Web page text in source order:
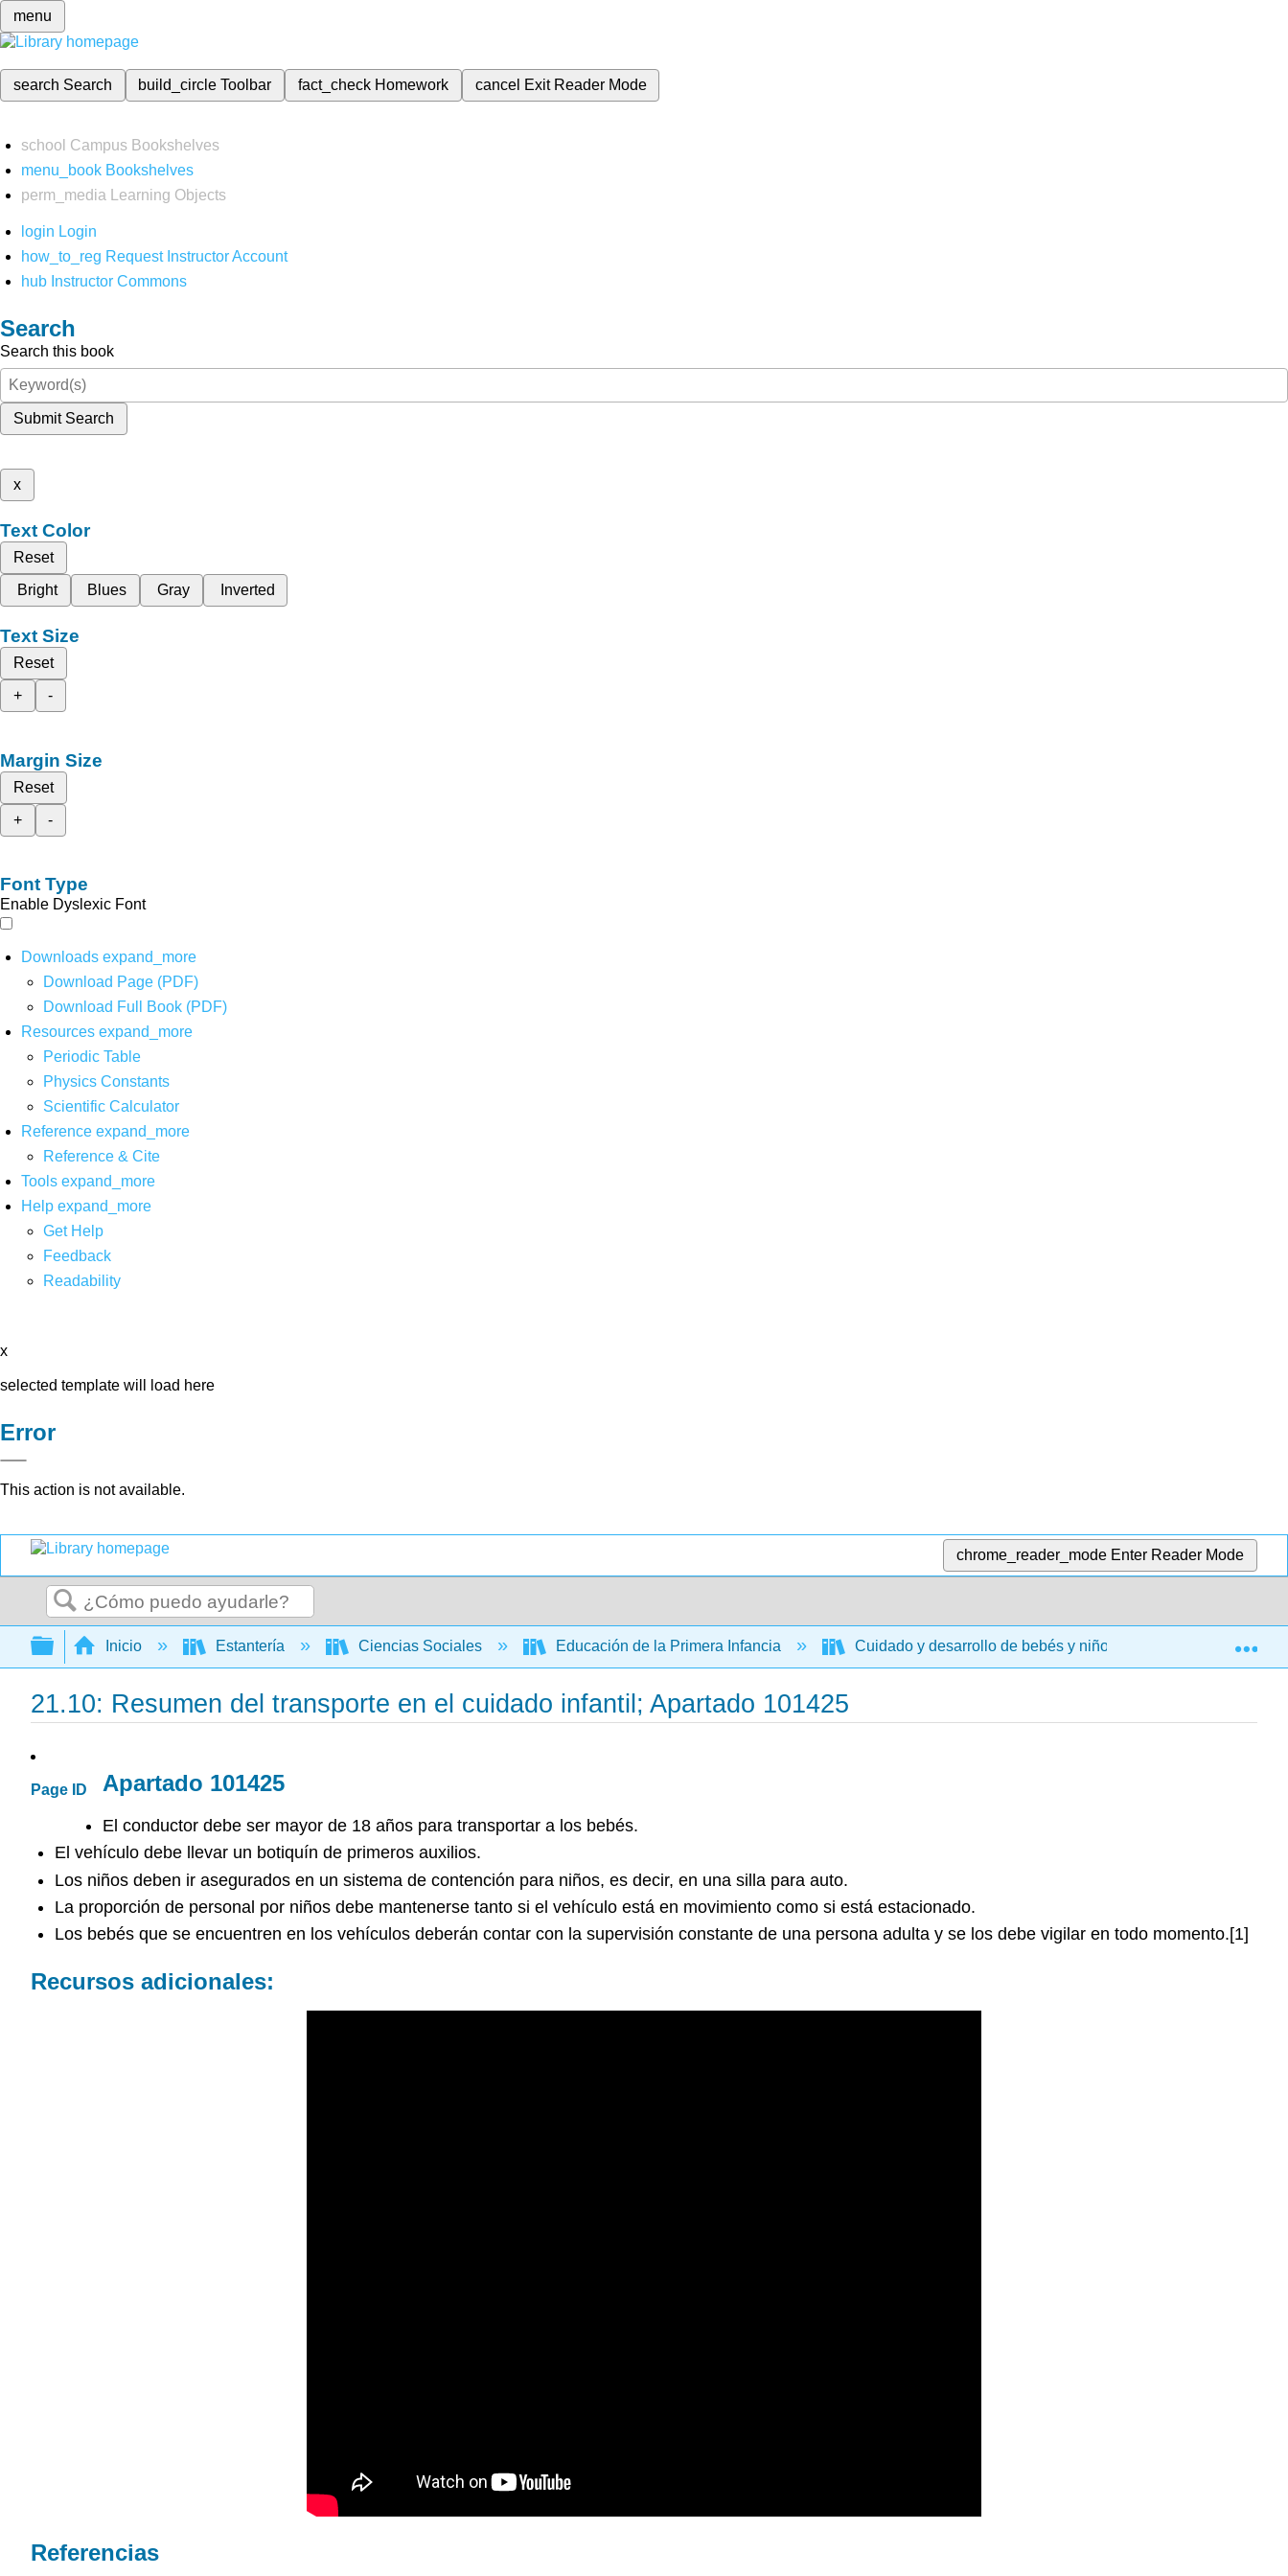
menu
search Search build_circleToolbar fact_check Homework cancel Exit Reader Mode
school Campus Bookshelves
menu_book Bookshelves
perm_media
Learning Objects
login Login
how_to_reg Request Instructor Account
hub Instructor Commons
Search
Search this book
Submit Search
x
Text Color
Reset
Bright
Blues Gray Inverted
Text Size
Reset
+
-
Margin Size
Reset
+
-
Font Type
Enable Dyslexic Font
Downloads expand_more
Download Page (PDF)
Download Full Book (PDF)
Resources expand_more
Periodic Table
Physics Constants
Scientific Calculator
Reference expand_more
Reference & Cite
Tools expand_more
Help expand_more
Get Help
Feedback
Readability
x
selected template will load here
Error
This action is not available.
chrome_reader_mode Enter Reader Mode
Buscar
Expandir/contraer jerarquía global
Inicio Estantería Ciencias Sociales Educación de la Primera Infancia Cuidado y desarrollo de bebés y niños pequeños (Taintor y
21.10: Resumen del transporte en el cuidado infantil; Apartado 101425
Page ID Apartado 101425
El conductor debe ser mayor de 18 años para transportar a los bebés.
El vehículo debe llevar un botiquín de primeros auxilios.
Los niños deben ir asegurados en un sistema de contención para niños, es decir, en una silla para auto.
La proporción de personal por niños debe mantenerse tanto si el vehículo está en movimiento como si está estacionado.
Los bebés que se encuentren en los vehículos deberán contar con la supervisión constante de una persona adulta y se los debe vigilar en todo momento.[1]
Recursos adicionales:
Referencias